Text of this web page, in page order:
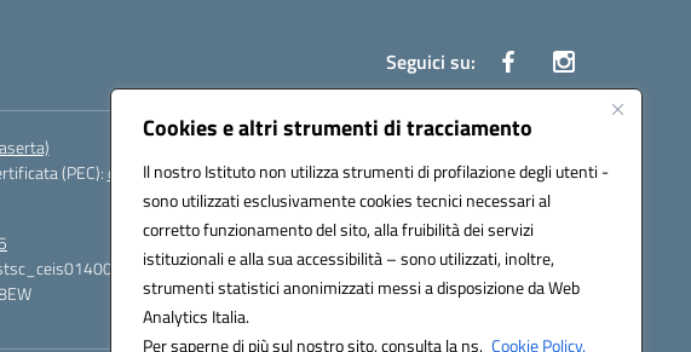
Cookies e altri strumenti di tracciamento
Il nostro Istituto non utilizza strumenti di profilazione degli utenti -
sono utilizzati esclusivamente cookies tecnici necessari al
corretto funzionamento del sito, alla fruibilità dei servizi
istituzionali e alla sua accessibilità – sono utilizzati, inoltre,
strumenti statistici anonimizzati messi a disposizione da Web
Analytics Italia.
Per saperne di più sul nostro sito, consulta la ns. Cookie Policy.
Seguici su:
(PEC):ceis014005@pec.istruzione.it